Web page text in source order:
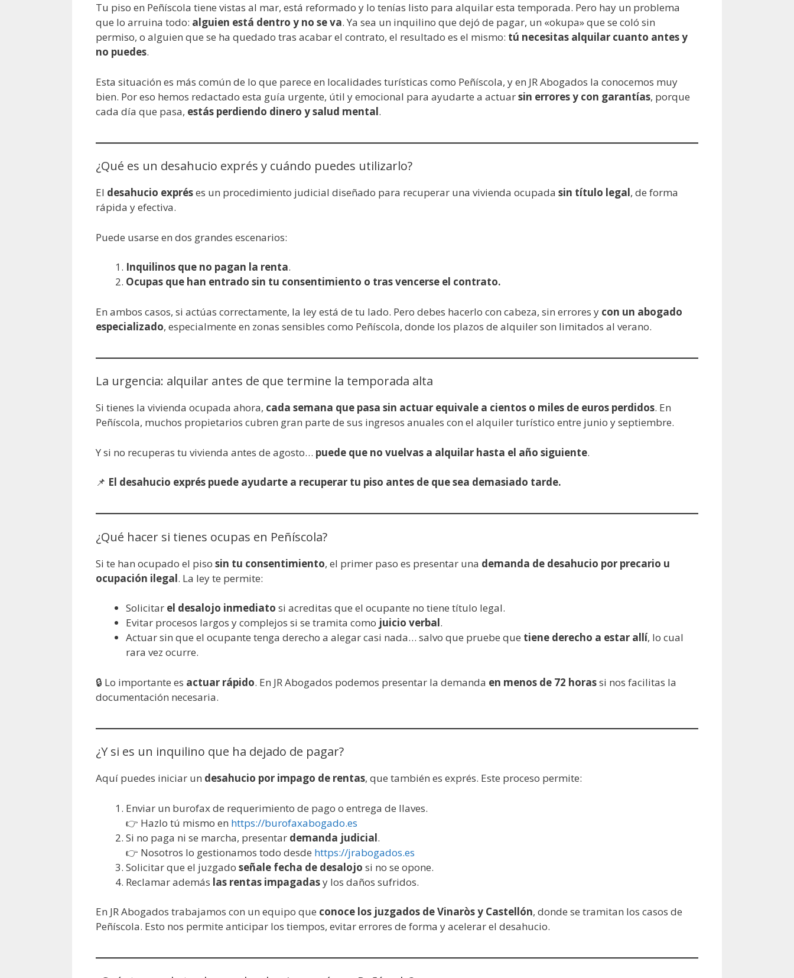
Tu piso en Peñíscola tiene vistas al mar, está reformado y lo tenías listo para alquilar esta temporada. Pero hay un problema
que lo arruina todo: alguien está dentro y no se va. Ya sea un inquilino que dejó de pagar, un «okupa» que se coló sin
permiso, o alguien que se ha quedado tras acabar el contrato, el resultado es el mismo: tú necesitas alquilar cuanto antes y
no puedes.
Esta situación es más común de lo que parece en localidades turísticas como Peñíscola, y en JR Abogados la conocemos muy
bien. Por eso hemos redactado esta guía urgente, útil y emocional para ayudarte a actuarsin errores y con garantías, porque
cada día que pasa, estás perdiendo dinero y salud mental.
¿Qué es un desahucio exprés y cuándo puedes utilizarlo?
El desahucio expréses un procedimiento judicial diseñado para recuperar una vivienda ocupada sin título legal, de forma
rápida y efectiva.
Puede usarse en dos grandes escenarios:
Inquilinos que no pagan la renta.
Ocupas que han entrado sin tu consentimiento o tras vencerse el contrato.
En ambos casos, si actúas correctamente, la ley está de tu lado. Pero debes hacerlo con cabeza, sin errores y con un abogado
especializado, especialmente en zonas sensibles como Peñíscola, donde los plazos de alquiler son limitados al verano.
La urgencia: alquilar antes de que termine la temporada alta
Si tienes la vivienda ocupada ahora, cada semana que pasa sin actuar equivale a cientos o miles de euros perdidos. En
Peñíscola, muchos propietarios cubren gran parte de sus ingresos anuales con el alquiler turístico entre junio y septiembre.
Y si no recuperas tu vivienda antes de agosto… puede que no vuelvas a alquilar hasta el año siguiente.
📌 El desahucio exprés puede ayudarte a recuperar tu piso antes de que sea demasiado tarde.
¿Qué hacer si tienes ocupas en Peñíscola?
Si te han ocupado el piso sin tu consentimiento, el primer paso es presentar una demanda de desahucio por precario u
ocupación ilegal. La ley te permite:
Solicitar el desalojo inmediato si acreditas que el ocupante no tiene título legal.
Evitar procesos largos y complejos si se tramita como juicio verbal.
Actuar sin que el ocupante tenga derecho a alegar casi nada… salvo que pruebe que tiene derecho a estar allí, lo cual
rara vez ocurre.
🔒 Lo importante es actuar rápido. En JR Abogados podemos presentar la demanda en menos de 72 horassi nos facilitas la
documentación necesaria.
¿Y si es un inquilino que ha dejado de pagar?
Aquí puedes iniciar un desahucio por impago de rentas, que también es exprés. Este proceso permite:
Enviar un burofax de requerimiento de pago o entrega de llaves.
👉 Hazlo tú mismo en https://burofaxabogado.es
Si no paga ni se marcha, presentar demanda judicial.
👉 Nosotros lo gestionamos todo desde https://jrabogados.es
Solicitar que el juzgado señale fecha de desalojo si no se opone.
Reclamar además las rentas impagadasy los daños sufridos.
En JR Abogados trabajamos con un equipo que conoce los juzgados de Vinaròs y Castellón, donde se tramitan los casos de
Peñíscola. Esto nos permite anticipar los tiempos, evitar errores de forma y acelerar el desahucio.